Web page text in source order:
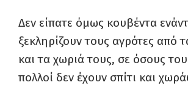
Δεν είπατε όμως κουβέντα
ξεκληρίζουν τους αγρότες από
και τα χωριά τους, σε όσους
πολλοί δεν έχουν σπίτι και